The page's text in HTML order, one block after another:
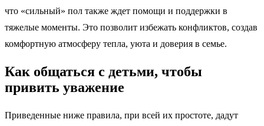
что «сильный» пол также ждет помощи и поддержки в
тяжелые моменты. Это позволит избежать конфликтов, создав
комфортную атмосферу тепла, уюта и доверия в семье.
Как общаться с детьми, чтобы
привить уважение
Приведенные ниже правила, при всей их простоте, дадут